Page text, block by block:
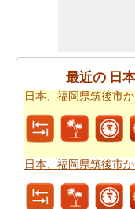
あなたの旅行を計
べての情報が必要
本、鹿児島県鹿児
ださい。日本、福
立ちます。
道路で旅行するの
最近の 日
日本、福岡県筑後市
日本、福岡県筑後市